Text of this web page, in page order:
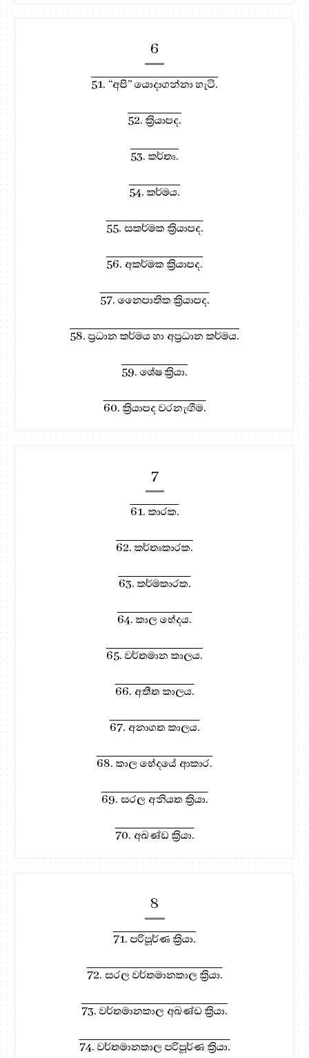
6
51. “අපි” යොදාගන්නා හැටි.
52. ක්‍රියාපද.
53. කර්තෘ.
54. කර්මය.
55. සකර්මක ක්‍රියාපද.
56. අකර්මක ක්‍රියාපද.
57. නෛපාතික ක්‍රියාපද.
58. ප්‍රධාන කර්මය හා අප්‍රධාන කර්මය.
59. ශේෂ ක්‍රියා.
60. ක්‍රියාපද වරනැඟීම.
7
61. කාරක.
62. කර්තෘකාරක.
63. කර්මකාරක.
64. කාල භේදය.
65. වර්තමාන කාලය.
66. අතීත කාලය.
67. අනාගත කාලය.
68. කාල භේදයේ ආකාර.
69. සරල අනියත ක්‍රියා.
70. අඛණ්ඩ ක්‍රියා.
8
71. පරිපූර්ණ ක්‍රියා.
72. සරල වර්තමානකාල ක්‍රියා.
73. වර්තමානකාල අඛණ්ඩ ක්‍රියා.
74. වර්තමානකාල පරිපූර්ණ ක්‍රියා.